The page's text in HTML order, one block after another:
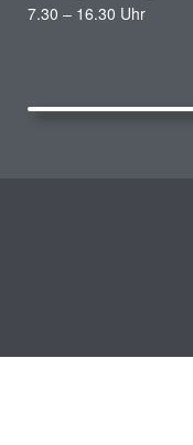
7.30 – 16.30 Uhr